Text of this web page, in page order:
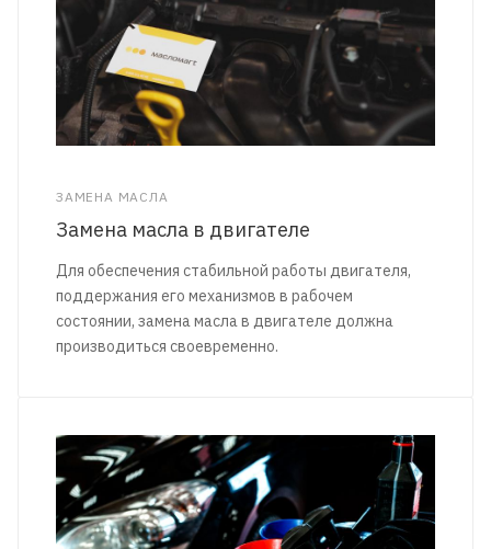
ЗАМЕНА МАСЛА
Замена масла в двигателе
Для обеспечения стабильной работы двигателя,
поддержания его механизмов в рабочем
состоянии, замена масла в двигателе должна
производиться своевременно.